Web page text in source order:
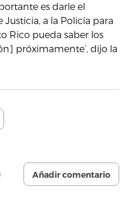
es darle el
a la Policía para
Rico pueda saber los
próximamente’, dijo la
Añadir comentario